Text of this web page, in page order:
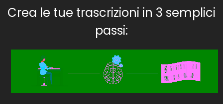
Crea le tue trascrizioni in 3 semplici
passi: